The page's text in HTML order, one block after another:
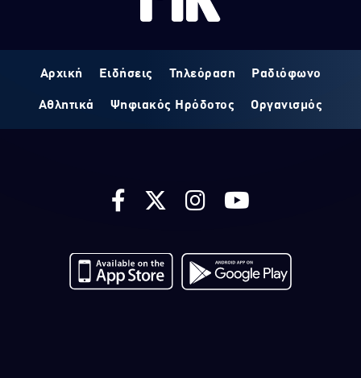
Αρχική Ειδήσεις Τηλεόραση Ραδιόφωνο
Αθλητικά Ψηφιακός Ηρόδοτος Οργανισμός